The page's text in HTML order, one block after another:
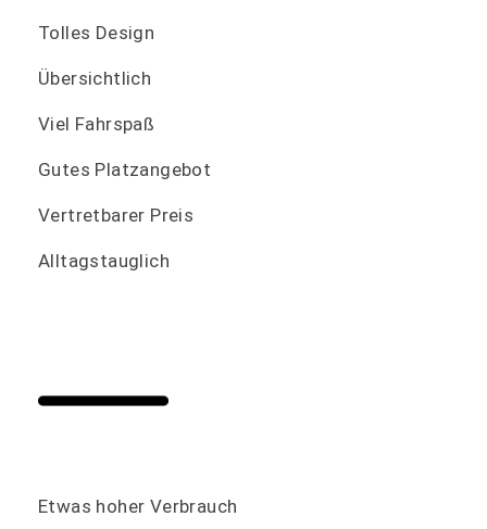
Tolles Design
Übersichtlich
Viel Fahrspaß
Gutes Platzangebot
Vertretbarer Preis
Alltagstauglich
Etwas hoher Verbrauch